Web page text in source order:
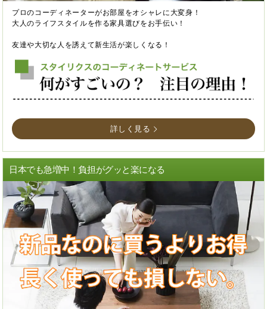
プロのコーディネーターがお部屋をオシャレに大変身！
大人のライフスタイルを作る家具選びをお手伝い！
友達や大切な人を誘えて新生活が楽しくなる！
詳しく見る
日本でも急増中！負担がグッと楽になる